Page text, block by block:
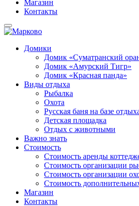
Магазин
Контакты
Домики
Домик «Суматранский
Домик «Амурский Тигр»
Домик «Красная панда»
Виды отдыха
Рыбалка
Охота
Русская баня на базе
Детская площадка
Отдых с животными
Важно знать
Стоимость
Стоимость аренды
Стоимость организации
Стоимость организации
Стоимость
Магазин
Контакты